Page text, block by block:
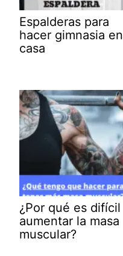
Espalderas para
hacer gimnasia en
casa
¿Por qué es difícil
aumentar la masa
muscular?